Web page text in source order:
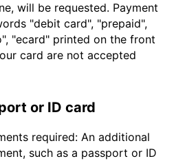
will be requested. Payment
"debit card", "prepaid",
"ecard" printed on the front
card are not accepted
or ID card
required: An additional
such as a passport or ID